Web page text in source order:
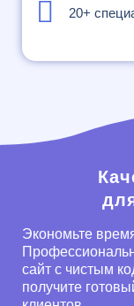
20+
Экономьте
сайт с чистым
получите